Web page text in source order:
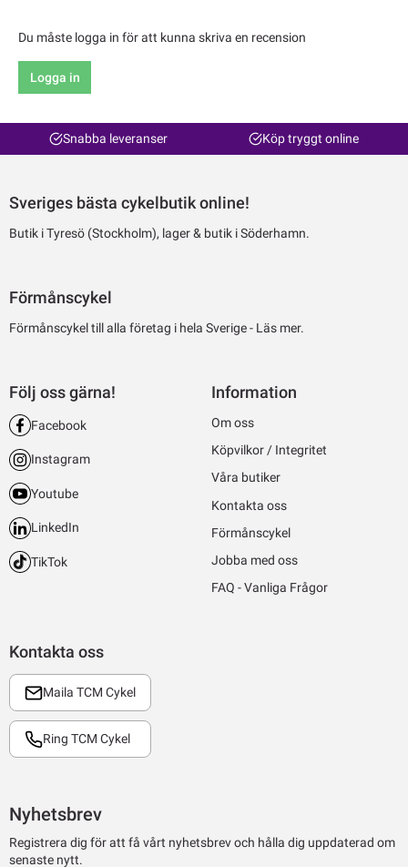
Du måste logga in för att kunna skriva en recension
Logga in
Snabba leveranser Köp tryggt online
Sveriges bästa cykelbutik online!
Butik i Tyresö (Stockholm), lager & butik i Söderhamn.
Förmånscykel
Förmånscykel till alla företag i hela Sverige - Läs mer.
Kontakta oss
Maila TCM Cykel
Ring TCM Cykel
Följ oss gärna!
Facebook
Instagram
Youtube
LinkedIn
TikTok
Information
Om oss
Köpvilkor / Integritet
Våra butiker
Kontakta oss
Förmånscykel
Jobba med oss
FAQ - Vanliga Frågor
Nyhetsbrev
Registrera dig för att få vårt nyhetsbrev och hålla dig uppdaterad om
senaste nytt.